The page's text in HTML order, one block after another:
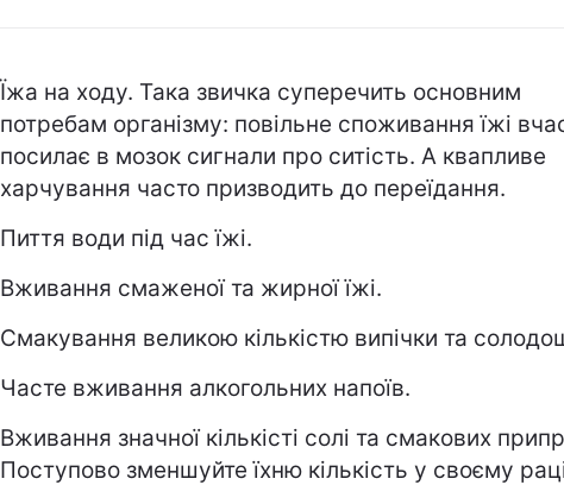
Їжа на ходу. Така звичка суперечить основним
потребам організму: повільне споживання їжі
посилає в мозок сигнали про ситість. А квапливе
харчування часто призводить до переїдання.
Пиття води під час їжі.
Вживання смаженої та жирної їжі.
Смакування великою кількістю випічки та
Часте вживання алкогольних напоїв.
Вживання значної кількісті солі та смакових
Поступово зменшуйте їхню кількість у своєму